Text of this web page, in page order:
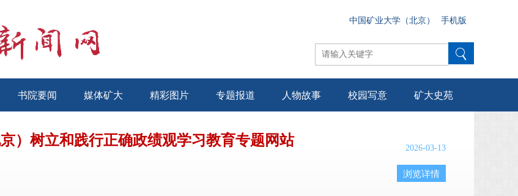
中国矿业大学（北京） 手机版
书院要闻 媒体矿大 精彩图片 专题报道 人物故事 校园写意 矿大史苑
）树立和践行正确政绩观学习教育专题网站 2026-03-13
浏览详情